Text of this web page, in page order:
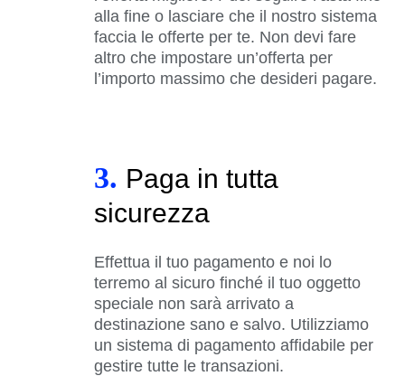
alla fine o lasciare che il nostro sistema
faccia le offerte per te. Non devi fare
altro che impostare un’offerta per
l’importo massimo che desideri pagare.
3. Paga in tutta
sicurezza
Effettua il tuo pagamento e noi lo
terremo al sicuro finché il tuo oggetto
speciale non sarà arrivato a
destinazione sano e salvo. Utilizziamo
un sistema di pagamento affidabile per
gestire tutte le transazioni.